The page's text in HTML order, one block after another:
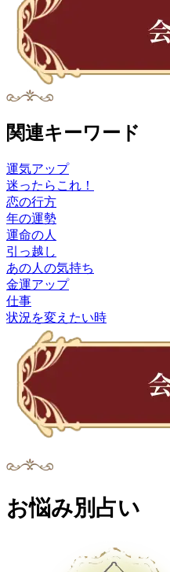
関連キーワード
運気アップ
迷ったらこれ！
恋の行方
年の運勢
運命の人
引っ越し
あの人の気持ち
金運アップ
仕事
状況を変えたい時
お悩み別占い